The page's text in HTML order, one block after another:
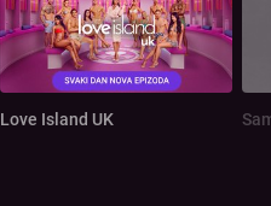
Love Island UK